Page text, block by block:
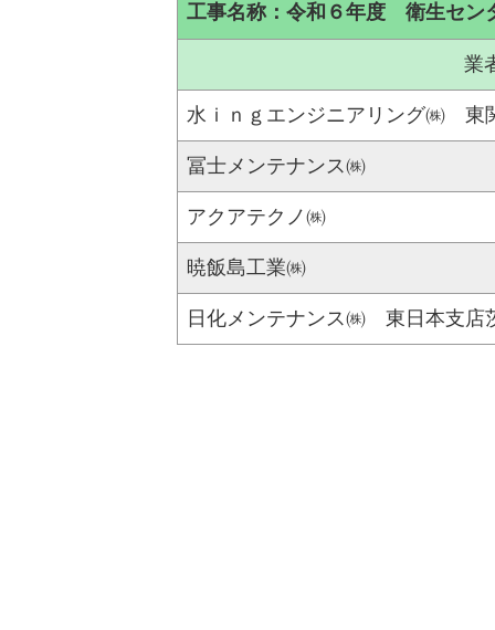
工事名称：令和６年度 衛生セン
業
水ｉｎｇエンジニアリング㈱ 東
冨士メンテナンス㈱
アクアテクノ㈱
暁飯島工業㈱
日化メンテナンス㈱ 東日本支店